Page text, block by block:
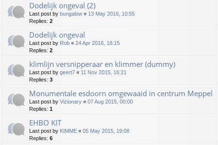
Dodelijk ongeval (2)
Last post by bungalow « 13 May 2016, 10:55
Replies: 2
Dodelijk ongeval
Last post by Rob « 24 Apr 2016, 18:15
Replies: 2
klimlijn versnipperaar en klimmer (dummy)
Last post by geert7 « 11 Nov 2015, 16:21
Replies: 3
Monumentale esdoorn omgewaaid in centrum Meppel
Last post by Vizionary « 07 Aug 2015, 00:00
Replies: 1
EHBO KIT
Last post by KIMME « 05 May 2015, 19:08
Replies: 6